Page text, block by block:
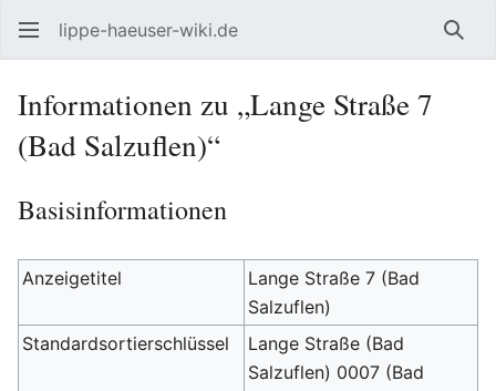
lippe-haeuser-wiki.de
Informationen zu „Lange Straße 7
(Bad Salzuflen)“
Basisinformationen
Anzeigetitel
Lange Straße 7 (Bad
Salzuflen)
Standardsortierschlüssel
Lange Straße (Bad
Salzuflen) 0007 (Bad